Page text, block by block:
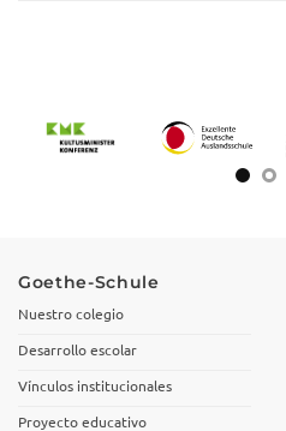
Goethe-Schule
Nuestro colegio
Desarrollo escolar
Vínculos institucionales
Proyecto educativo